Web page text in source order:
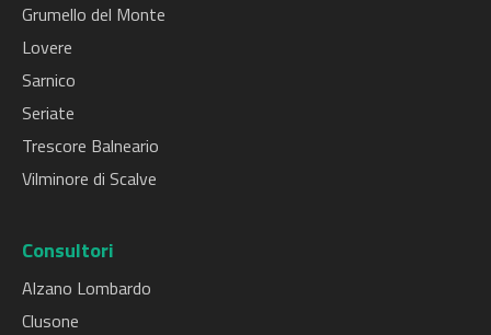
Grumello del Monte
Lovere
Sarnico
Seriate
Trescore Balneario
Vilminore di Scalve
Consultori
Alzano Lombardo
Clusone